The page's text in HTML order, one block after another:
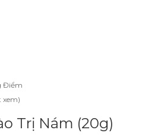
Điểm
xem)
Trị Nám (20g)